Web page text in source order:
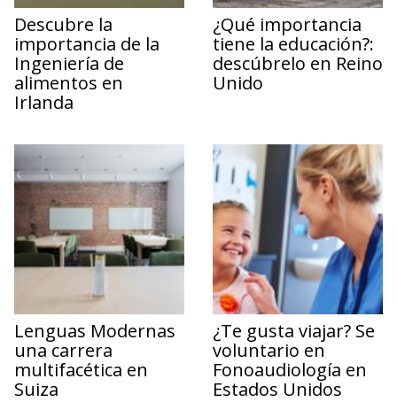
Descubre la
importancia de la
Ingeniería de
alimentos en
Irlanda
¿Qué importancia
tiene la educación?:
descúbrelo en Reino
Unido
Lenguas Modernas
una carrera
multifacética en
Suiza
¿Te gusta viajar? Se
voluntario en
Fonoaudiología en
Estados Unidos